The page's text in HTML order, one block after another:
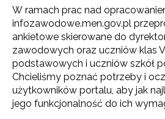
W ramach prac nad
infozawodowe.men.gov.pl
ankietowe skierowane do
zawodowych oraz uczniów klas
podstawowych i uczniów szkół
Chcieliśmy poznać potrzeby i
użytkowników portalu, aby jak
jego funkcjonalność do ich